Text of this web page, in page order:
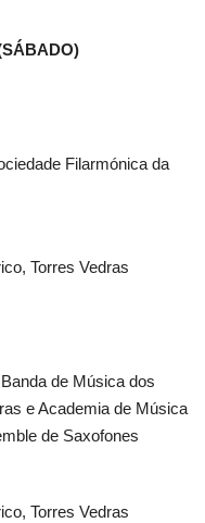
Filarmónica da
Torres Vedras
de Música dos
e Academia de Música
de Saxofones
Torres Vedras